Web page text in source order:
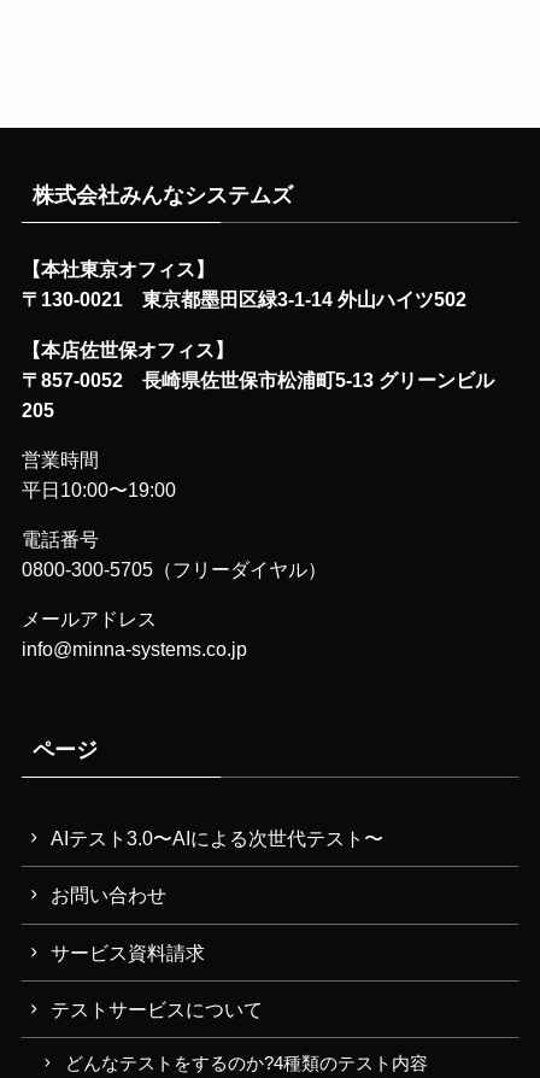
株式会社みんなシステムズ
【本社東京オフィス】
〒130-0021 東京都墨田区緑3-1-14 外山ハイツ502
【本店佐世保オフィス】
〒857-0052 長崎県佐世保市松浦町5-13 グリーンビル
205
営業時間
平日10:00〜19:00
電話番号
0800-300-5705（フリーダイヤル）
メールアドレス
info@minna-systems.co.jp
ページ
AIテスト3.0〜AIによる次世代テスト〜
お問い合わせ
サービス資料請求
テストサービスについて
どんなテストをするのか?4種類のテスト内容